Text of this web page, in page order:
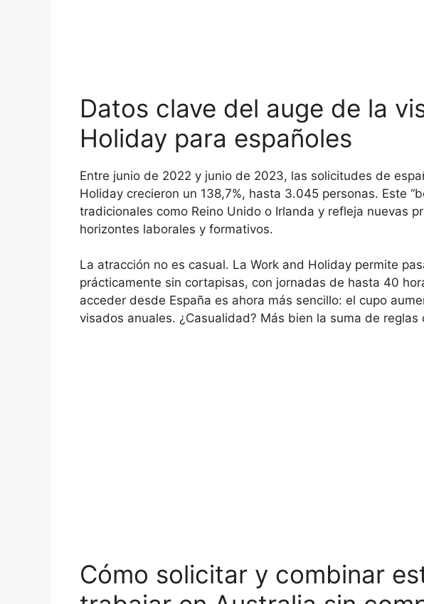
Datos clave del auge de la
Holiday para españoles
Entre junio de 2022 y junio de 2023, las solicitudes de
Holiday crecieron un 138,7%, hasta 3.045 personas. Este
tradicionales como Reino Unido o Irlanda y refleja nuevas
horizontes laborales y formativos.
La atracción no es casual. La Work and Holiday permite
prácticamente sin cortapisas, con jornadas de hasta 40
acceder desde España es ahora más sencillo: el cupo
visados anuales. ¿Casualidad? Más bien la suma de
Cómo solicitar y combinar